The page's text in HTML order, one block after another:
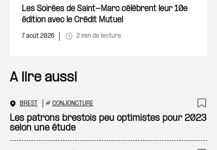
Les Soirées de Saint-Marc célèbrent leur 10e
édition avec le Crédit Mutuel
7 août 2026 2 min de lecture
A lire aussi
BREST # CONJONCTURE
Les patrons brestois peu optimistes pour 2023
selon une étude